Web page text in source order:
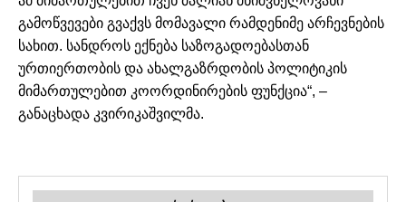
გამოწვევები გვაქვს მომავალი რამდენიმე არჩევნების
სახით. სანდროს ექნება საზოგადოებასთან
ურთიერთობის და ახალგაზრდობის პოლიტიკის
მიმართულებით კოორდინირების ფუნქცია“, –
განაცხადა კვირიკაშვილმა.